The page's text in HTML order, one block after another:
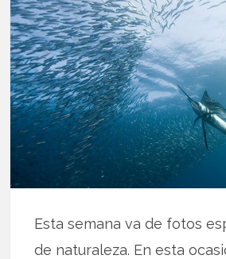
Esta semana va de fotos
de naturaleza. En esta